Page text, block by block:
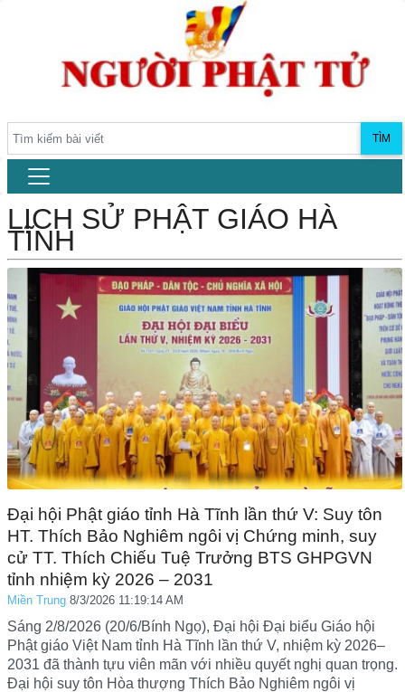
TÌM
LỊCH SỬ PHẬT GIÁO HÀ
TĨNH
Đại hội Phật giáo tỉnh Hà Tĩnh lần thứ V: Suy tôn
HT. Thích Bảo Nghiêm ngôi vị Chứng minh, suy
cử TT. Thích Chiếu Tuệ Trưởng BTS GHPGVN
tỉnh nhiệm kỳ 2026 – 2031
Miền Trung 8/3/2026 11:19:14 AM
Sáng 2/8/2026 (20/6/Bính Ngọ), Đại hội Đại biểu Giáo hội
Phật giáo Việt Nam tỉnh Hà Tĩnh lần thứ V, nhiệm kỳ 2026–
2031 đã thành tựu viên mãn với nhiều quyết nghị quan trọng.
Đại hội suy tôn Hòa thượng Thích Bảo Nghiêm ngôi vị